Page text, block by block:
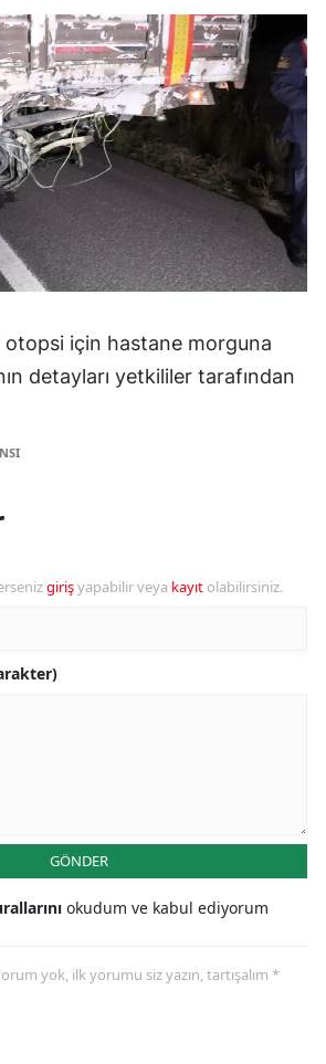
otopsi için hastane morguna
detayları yetkililer tarafından
girişyapabilir veya kayıt olabilirsiniz.
GÖNDER
okudum ve kabul ediyorum
yok, ilk yorumu siz yazın, tartışalım *